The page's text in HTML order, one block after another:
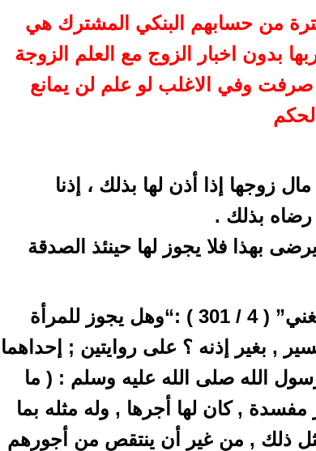
من حسابهم البنكي المشترك هي
بدون اخبار الزوج مع العلم الزوجة
صرفت وفي الاغلب لو علم لن يمانع
زوجها إذا أذن لها بذلك ، إذنا
بذلك .
يرضى بهذا فلا يجوز لها حينئذ الصدقة
/ 301 ) :
“وهل يجوز للمرأة
, بغير إذنه ؟ على روايتين ; إحداهما
الله صلى الله عليه وسلم : ( ما
, كان لها أجرها , وله مثله بما
ذلك , من غير أن ينتقص من أجورهم